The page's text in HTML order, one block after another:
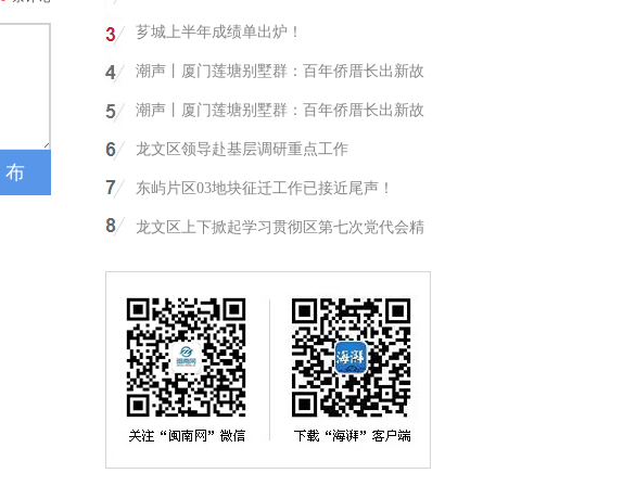
芗城上半年成绩单出炉！
潮声丨厦门莲塘别墅群：百年侨厝长出新故
潮声丨厦门莲塘别墅群：百年侨厝长出新故
龙文区领导赴基层调研重点工作
东屿片区03地块征迁工作已接近尾声！
龙文区上下掀起学习贯彻区第七次党代会精